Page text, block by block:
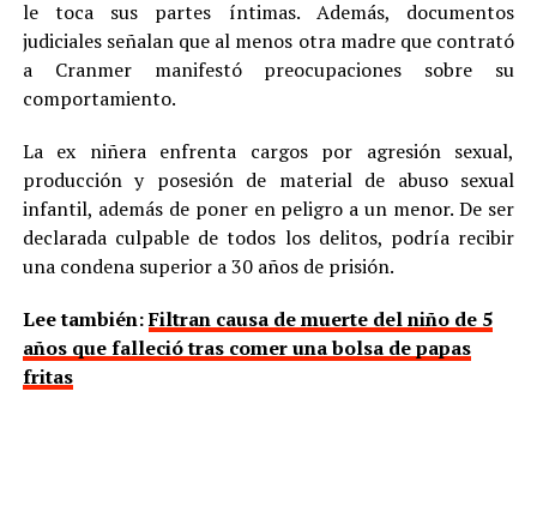
le toca sus partes íntimas. Además, documentos
judiciales señalan que al menos otra madre que contrató
a Cranmer manifestó preocupaciones sobre su
comportamiento.
La ex niñera enfrenta cargos por agresión sexual,
producción y posesión de material de abuso sexual
infantil, además de poner en peligro a un menor. De ser
declarada culpable de todos los delitos, podría recibir
una condena superior a 30 años de prisión.
Lee también:Filtran causa de muerte del niño de 5
años que falleció tras comer una bolsa de papas
fritas